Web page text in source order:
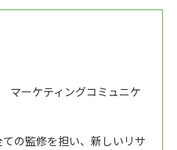
ーケティングコミュニケ
の監修を担い、新しいリサ